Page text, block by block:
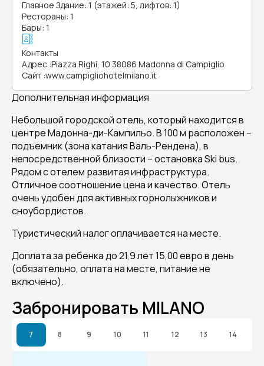
Главное Здание: 1 (этажей: 5, лифтов: 1)
Рестораны: 1
Бары: 1
Контакты
Адрес :Piazza Righi, 10 38086 Madonna di Campiglio
Сайт :www.campigliohotelmilano.it
Дополнительная информация
Небольшой городской отель, который находится в
центре Мадонна-ди-Кампильо. В 100 м расположен –
подъемник (зона катания Валь-Рендена), в
непосредственной близости – остановка Ski bus.
Рядом с отелем развитая инфраструктура.
Отличное соотношение цена и качество. Отель
очень удобен для активных горнолыжников и
сноубордистов.
Туристический налог оплачивается на месте.
Доплата за ребенка до 21,9 лет 15,00 евро в день
(обязательно, оплата на месте, питание не
включено).
Забронировать MILANO
7 8 9 10 11 12 13 14